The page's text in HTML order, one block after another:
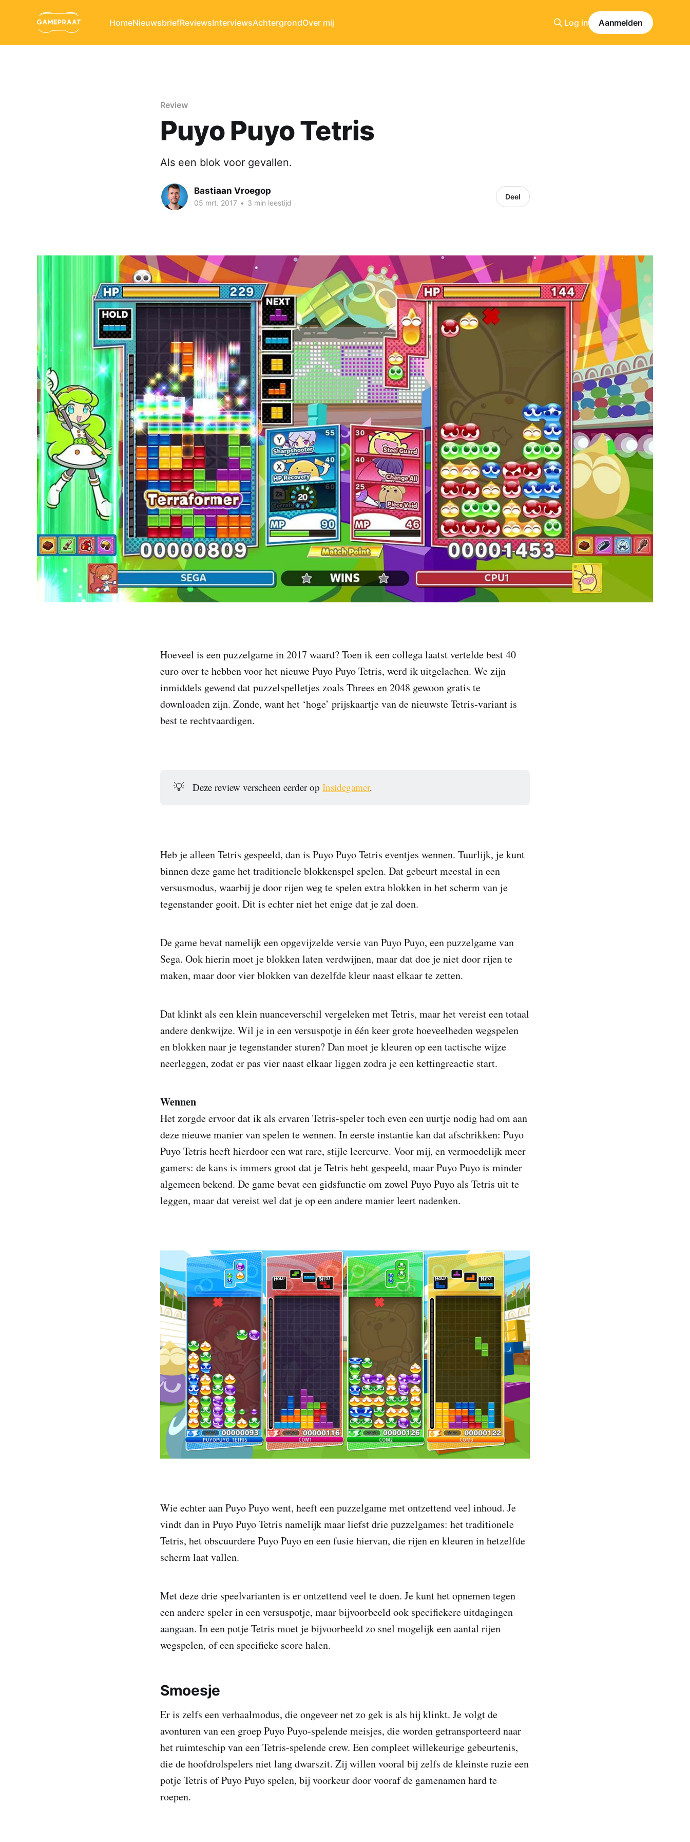
HomeNieuwsbriefReviewsInterviewsAchtergrondOver mij Log in Aanmelden
Review
Puyo Puyo Tetris
Als een blok voor gevallen.
Bastiaan Vroegop
05 mrt. 2017 • 3 min leestijd
Deel
Hoeveel is een puzzelgame in 2017 waard? Toen ik een collega laatst vertelde best 40
euro over te hebben voor het nieuwe Puyo Puyo Tetris, werd ik uitgelachen. We zijn
inmiddels gewend dat puzzelspelletjes zoals Threes en 2048 gewoon gratis te
downloaden zijn. Zonde, want het ‘hoge’ prijskaartje van de nieuwste Tetris-variant is
best te rechtvaardigen.
💡 Deze review verscheen eerder opInsidegamer.
Heb je alleen Tetris gespeeld, dan is Puyo Puyo Tetris eventjes wennen. Tuurlijk, je kunt
binnen deze game het traditionele blokkenspel spelen. Dat gebeurt meestal in een
versusmodus, waarbij je door rijen weg te spelen extra blokken in het scherm van je
tegenstander gooit. Dit is echter niet het enige dat je zal doen.
De game bevat namelijk een opgevijzelde versie van Puyo Puyo, een puzzelgame van
Sega. Ook hierin moet je blokken laten verdwijnen, maar dat doe je niet door rijen te
maken, maar door vier blokken van dezelfde kleur naast elkaar te zetten.
Dat klinkt als een klein nuanceverschil vergeleken met Tetris, maar het vereist een totaal
andere denkwijze. Wil je in een versuspotje in één keer grote hoeveelheden wegspelen
en blokken naar je tegenstander sturen? Dan moet je kleuren op een tactische wijze
neerleggen, zodat er pas vier naast elkaar liggen zodra je een kettingreactie start.
Wennen
Het zorgde ervoor dat ik als ervaren Tetris-speler toch even een uurtje nodig had om aan
deze nieuwe manier van spelen te wennen. In eerste instantie kan dat afschrikken: Puyo
Puyo Tetris heeft hierdoor een wat rare, stijle leercurve. Voor mij, en vermoedelijk meer
gamers: de kans is immers groot dat je Tetris hebt gespeeld, maar Puyo Puyo is minder
algemeen bekend. De game bevat een gidsfunctie om zowel Puyo Puyo als Tetris uit te
leggen, maar dat vereist wel dat je op een andere manier leert nadenken.
Wie echter aan Puyo Puyo went, heeft een puzzelgame met ontzettend veel inhoud. Je
vindt dan in Puyo Puyo Tetris namelijk maar liefst drie puzzelgames: het traditionele
Tetris, het obscuurdere Puyo Puyo en een fusie hiervan, die rijen en kleuren in hetzelfde
scherm laat vallen.
Met deze drie speelvarianten is er ontzettend veel te doen. Je kunt het opnemen tegen
een andere speler in een versuspotje, maar bijvoorbeeld ook specifiekere uitdagingen
aangaan. In een potje Tetris moet je bijvoorbeeld zo snel mogelijk een aantal rijen
wegspelen, of een specifieke score halen.
Smoesje
Er is zelfs een verhaalmodus, die ongeveer net zo gek is als hij klinkt. Je volgt de
avonturen van een groep Puyo Puyo-spelende meisjes, die worden getransporteerd naar
het ruimteschip van een Tetris-spelende crew. Een compleet willekeurige gebeurtenis,
die de hoofdrolspelers niet lang dwarszit. Zij willen vooral bij zelfs de kleinste ruzie een
potje Tetris of Puyo Puyo spelen, bij voorkeur door vooraf de gamenamen hard te
roepen.